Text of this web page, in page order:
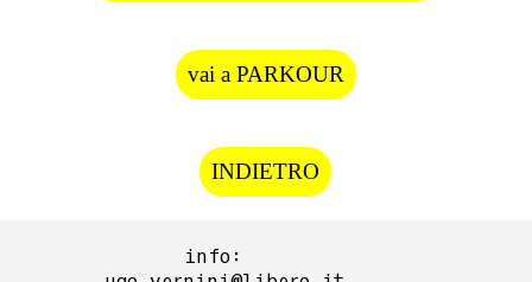
vai a PARKOUR
INDIETRO
info: